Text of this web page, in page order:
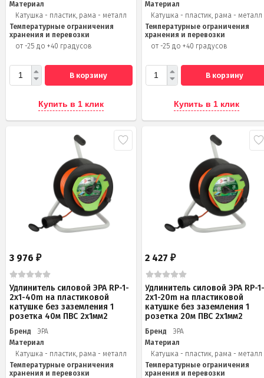
Материал
Катушка - пластик, рама - металл
Температурные ограничения
хранения и перевозки
от -25 до +40 градусов
В корзину
Купить в 1 клик
Материал
Катушка - пластик, рама - металл
Температурные ограничения
хранения и перевозки
от -25 до +40 градусов
В корзину
Купить в 1 клик
3 976 ₽
Удлинитель силовой ЭРА RP-1-
2x1-40m на пластиковой
катушке без заземления 1
розетка 40м ПВС 2x1мм2
Бренд
ЭРА
Материал
Катушка - пластик, рама - металл
Температурные ограничения
хранения и перевозки
2 427₽
Удлинитель силовой ЭРА RP-
2x1-20m на пластиковой
катушке без заземления 1
розетка 20м ПВС 2х1мм2
Бренд
ЭРА
Материал
Катушка - пластик, рама - металл
Температурные ограничения
хранения и перевозки